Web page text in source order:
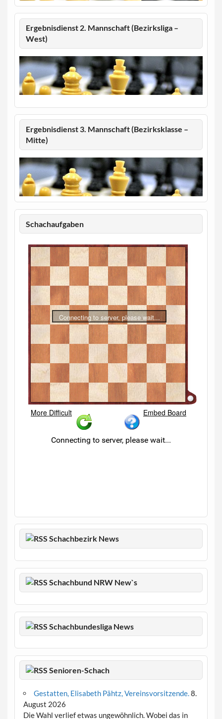
Ergebnisdienst 2. Mannschaft (Bezirksliga –
West)
Ergebnisdienst 3. Mannschaft (Bezirksklasse –
Mitte)
Schachaufgaben
Schachbezirk News
Schachbund NRW New`s
Schachbundesliga News
Senioren-Schach
Gestatten, Elisabeth Pähtz, Vereinsvorsitzende. 8.
August 2026
Die Wahl verlief etwas ungewöhnlich. Wobei das in